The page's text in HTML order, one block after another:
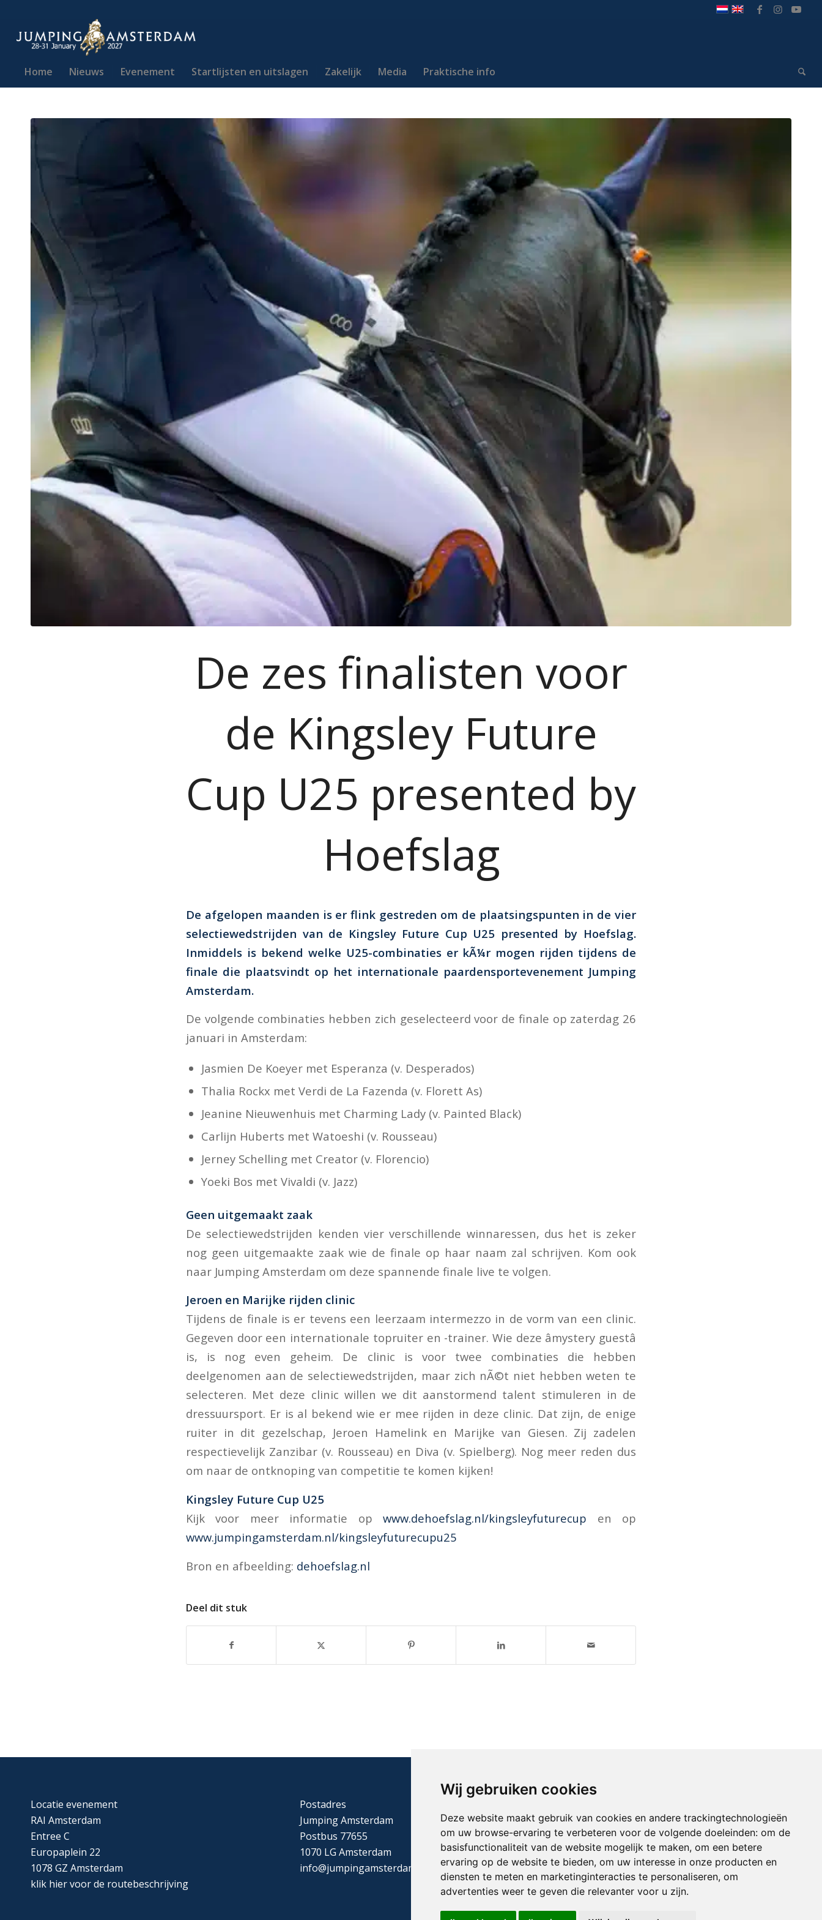
Wij gebruiken cookies
Deze website maakt gebruik van cookies en andere trackingtechnologieën
om uw browse-ervaring te verbeteren voor de volgende doeleinden: om de
basisfunctionaliteit van de website mogelijk te maken, om een betere
ervaring op de website te bieden, om uw interesse in onze producten en
diensten te meten en marketinginteracties te personaliseren, om
advertenties weer te geven die relevanter voor u zijn.
Home Nieuws Evenement Startlijsten en uitslagen Zakelijk Media Praktische info
De zes finalisten voor
de Kingsley Future
Cup U25 presented by
Hoefslag
De afgelopen maanden is er flink gestreden om de plaatsingspunten in de vier
selectiewedstrijden van de Kingsley Future Cup U25 presented by Hoefslag.
Inmiddels is bekend welke U25-combinaties er kÃ¼r mogen rijden tijdens de
finale die plaatsvindt op het internationale paardensportevenement Jumping
Amsterdam.
De volgende combinaties hebben zich geselecteerd voor de finale op zaterdag 26
januari in Amsterdam:
Jasmien De Koeyer met Esperanza (v. Desperados)
Thalia Rockx met Verdi de La Fazenda (v. Florett As)
Jeanine Nieuwenhuis met Charming Lady (v. Painted Black)
Carlijn Huberts met Watoeshi (v. Rousseau)
Jerney Schelling met Creator (v. Florencio)
Yoeki Bos met Vivaldi (v. Jazz)
Geen uitgemaakt zaak
De selectiewedstrijden kenden vier verschillende winnaressen, dus het is zeker
nog geen uitgemaakte zaak wie de finale op haar naam zal schrijven. Kom ook
naar Jumping Amsterdam om deze spannende finale live te volgen.
Jeroen en Marijke rijden clinic
Tijdens de finale is er tevens een leerzaam intermezzo in de vorm van een clinic.
Gegeven door een internationale topruiter en -trainer. Wie deze âmystery guestâ
is, is nog even geheim. De clinic is voor twee combinaties die hebben
deelgenomen aan de selectiewedstrijden, maar zich nÃ©t niet hebben weten te
selecteren. Met deze clinic willen we dit aanstormend talent stimuleren in de
dressuursport. Er is al bekend wie er mee rijden in deze clinic. Dat zijn, de enige
ruiter in dit gezelschap, Jeroen Hamelink en Marijke van Giesen. Zij zadelen
respectievelijk Zanzibar (v. Rousseau) en Diva (v. Spielberg). Nog meer reden dus
om naar de ontknoping van competitie te komen kijken!
Kingsley Future Cup U25
Kijk voor meer informatie opwww.dehoefslag.nl/kingsleyfuturecup en op
www.jumpingamsterdam.nl/kingsleyfuturecupu25
Bron en afbeelding: dehoefslag.nl
Deel dit stuk
Locatie evenement
RAI Amsterdam
Entree C
Europaplein 22
1078 GZ Amsterdam
klik hiervoor de routebeschrijving
Postadres
Jumping Amsterdam
Postbus 77655
1070 LG Amsterdam
info@jumpingamsterdam.nl